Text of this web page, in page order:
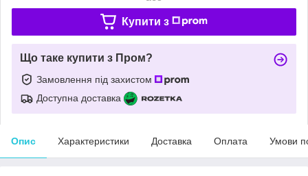
Купити з
Що таке купити з Пром?
Замовлення під захистом
Доступна доставка
Опис Характеристики Доставка Оплата Умови